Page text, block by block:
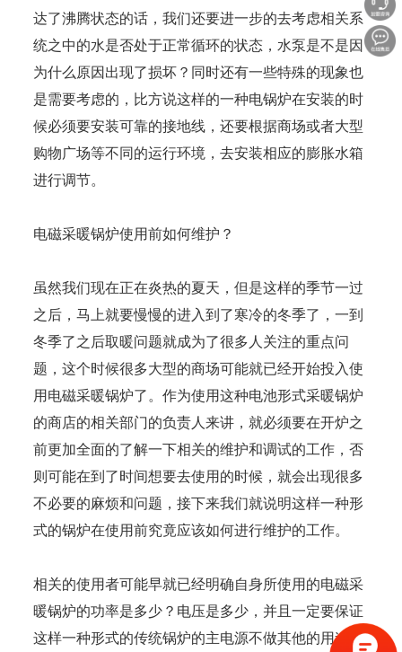
达了沸腾状态的话，我们还要进一步的去考虑相关系
统之中的水是否处于正常循环的状态，水泵是不是因
为什么原因出现了损坏？同时还有一些特殊的现象也
是需要考虑的，比方说这样的一种电锅炉在安装的时
候必须要安装可靠的接地线，还要根据商场或者大型
购物广场等不同的运行环境，去安装相应的膨胀水箱
进行调节。
电磁采暖锅炉使用前如何维护？
虽然我们现在正在炎热的夏天，但是这样的季节一过
之后，马上就要慢慢的进入到了寒冷的冬季了，一到
冬季了之后取暖问题就成为了很多人关注的重点问
题，这个时候很多大型的商场可能就已经开始投入使
用电磁采暖锅炉了。作为使用这种电池形式采暖锅炉
的商店的相关部门的负责人来讲，就必须要在开炉之
前更加全面的了解一下相关的维护和调试的工作，否
则可能在到了时间想要去使用的时候，就会出现很多
不必要的麻烦和问题，接下来我们就说明这样一种形
式的锅炉在使用前究竟应该如何进行维护的工作。
相关的使用者可能早就已经明确自身所使用的电磁采
暖锅炉的功率是多少？电压是多少，并且一定要保证
这样一种形式的传统锅炉的主电源不做其他的用途，